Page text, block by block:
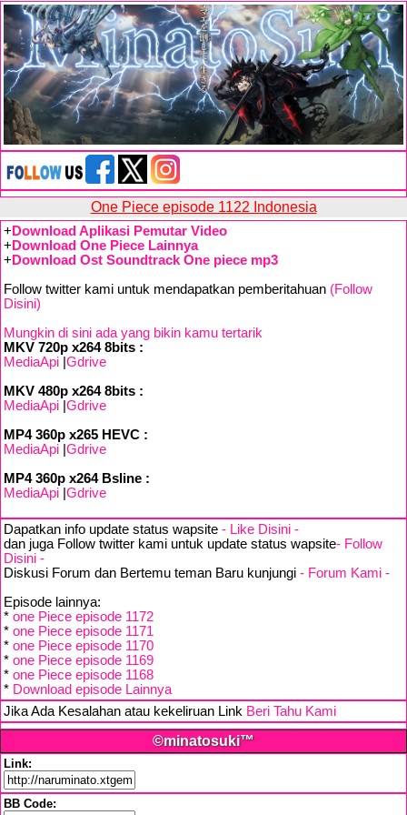
One Piece episode 1122 Indonesia
+ Download Aplikasi Pemutar Video
+ Download One Piece Lainnya
+ Download Ost Soundtrack One piece mp3
Follow twitter kami untuk mendapatkan pemberitahuan (Follow
Disini)
Mungkin di sini ada yang bikin kamu tertarik
MKV 720p x264 8bits :
MediaApi Gdrive
MKV 480p x264 8bits :
MediaApi Gdrive
MP4 360p x265 HEVC :
MediaApi Gdrive
MP4 360p x264 Bsline :
MediaApi Gdrive
Dapatkan info update status wapsite - Like Disini -
dan juga Follow twitter kami untuk update status wapsite- Follow
Disini -
Diskusi Forum dan Bertemu teman Baru kunjungi - Forum Kami -
Episode lainnya:
* one Piece episode 1172
* one Piece episode 1171
* one Piece episode 1170
* one Piece episode 1169
* one Piece episode 1168
* Download episode Lainnya
Jika Ada Kesalahan atau kekeliruan Link Beri Tahu Kami
©minatosuki™
Link:
BB Code: